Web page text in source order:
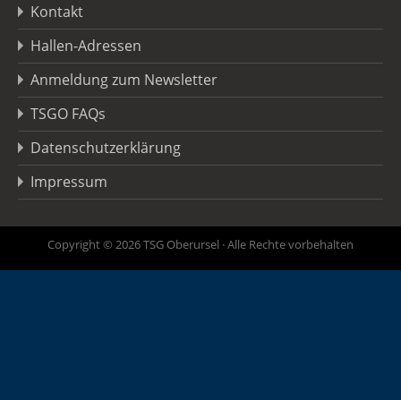
Kontakt
Hallen-Adressen
Anmeldung zum Newsletter
TSGO FAQs
Datenschutzerklärung
Impressum
Copyright © 2026 TSG Oberursel · Alle Rechte vorbehalten